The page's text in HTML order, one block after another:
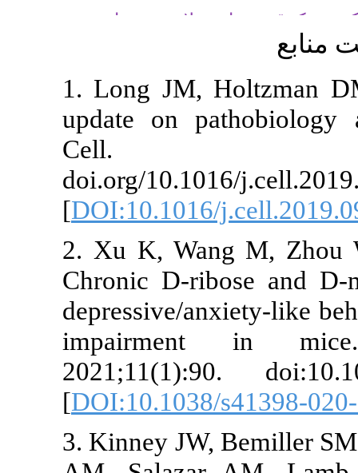
قوی،
توسط ورزش و
التهاب)، محیط
1. Long JM,
update on
doi.org/
[
2. Xu K,
Chronic D-
depressive/
[
3. Kinney